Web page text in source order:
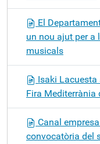
El
un nou ajut per a
musicals
Isaki
Fira Mediterrània
Canal
convocatòria del